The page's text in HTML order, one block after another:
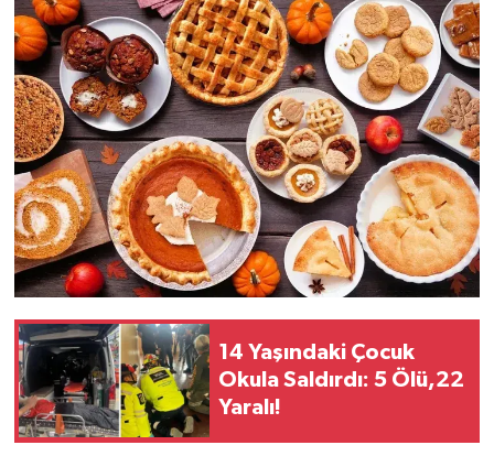
14 Yaşındaki Çocuk
Okula Saldırdı: 5 Ölü,22
Yaralı!